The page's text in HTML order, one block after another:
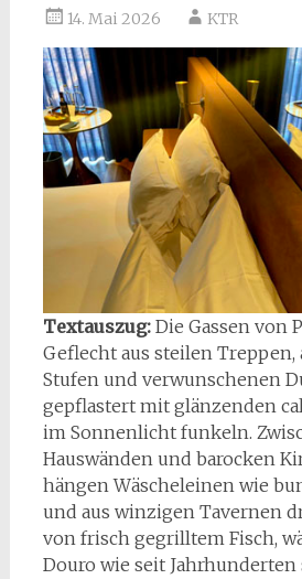
14. Mai 2026 KTR
Textauszug: Die Gassen von
Geflecht aus steilen Treppen,
Stufen und verwunschenen
gepflastert mit glänzenden
im Sonnenlicht funkeln.
Hauswänden und barocken
hängen Wäscheleinen wie
und aus winzigen Tavernen
von frisch gegrilltem Fisch,
Douro wie seit Jahrhunderten